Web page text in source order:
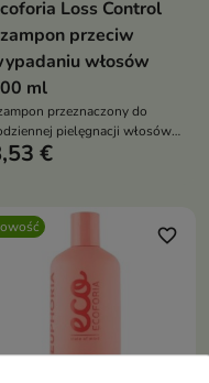
Loss Control
przeciw
włosów
ml
przeznaczony do
pielęgnacji włosów
i skłonnych do
€
favorite_border